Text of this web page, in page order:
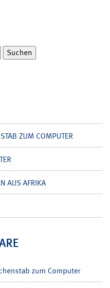
ZUM COMPUTER
AUS AFRIKA
zum Computer